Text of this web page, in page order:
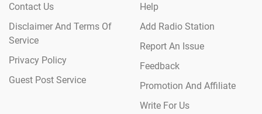
Contact Us
Disclaimer And Terms Of
Service
Privacy Policy
Guest Post Service
Help
Add Radio Station
Report An Issue
Feedback
Promotion And Affiliate
Write For Us